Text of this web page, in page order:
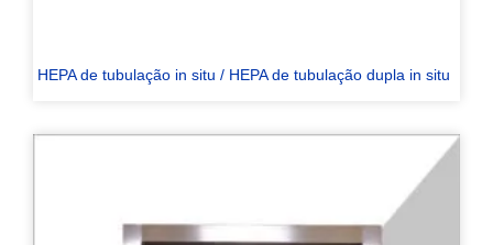
HEPA de tubulação in situ / HEPA de tubulação dupla in situ